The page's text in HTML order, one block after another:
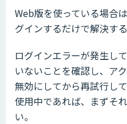
Web版を使っている場合
グインするだけで解決す
ログインエラーが発生し
いないことを確認し、ア
無効にしてから再試行し
使用中であれば、まずそ
い。